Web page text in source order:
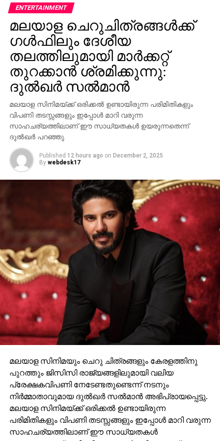
(ം4), വാഡ് (ം8) ഒകീഫ് (0) ലയണ്‍ (0)
എന്നിങ്ങനെയായിരുന്നു മറ്റ് താരങ്ങളുടെ പ്രകടനം. 12
ഓവറില്‍ 32 റണ്‍സ് വഴങ്ങിയാണ് ഉമേശ് യാദവ് നാല്
വിക്കറ്റ് വീഴ്ത്തിയത്. 59 റണ്‍സും 74 റണ്‍സും യഥാക്രമം
വഴങ്ങിയാണ് അശ്വിനും ജഡേജയും രണ്ട് വിക്കറ്റ് വീതം
വീഴ്ത്തിയത്. മൂന്ന് സ്പിന്നര്‍മാരെ ഉള്‍പ്പെടുത്തിയാണ്
ഇന്ത്യ ഓസ്‌ട്രേലിയയെ നേരിടാന്‍ ഇറങ്ങിയത്.
അശ്വിനും ജഡേജയെയും കൂടാതെ ജയന്ത് യാദവും
ഇന്ത്യന്‍ നിരയില്‍ ഇടംപിടിച്ചു. ഉമേശ് യാദവ്, ഇശാന്ത്
ശര്‍മ്മ എന്നിവരാണ് പേസ് ബൗളര്‍മാര്‍. ബാറ്റിംഗ്
നിരയില്‍ ഇന്ത്യ കാര്യമായ മാറ്റങ്ങളൊന്നും
വരുത്തിയിട്ടില്ല. ഇംഗ്ലണ്ടിനെതിരെ അവസാന
ടെസ്റ്റില്‍ ട്രിപ്പിള്‍ സെഞ്ച്വറി നേടിയ കരുണ്‍ നായര്‍ക്ക്
ഇത്തവണയും ടീമില്‍ ഇടംപിടിക്കാനായില്ല.
CRICKET AUSTRALIA INDIA VS AUSTRALIA
റയലിന് വലന്‍സിയ ഷോക്ക്
DON'T MISS
സദാചാര ഗുണ്ടായിസത്തിന്റെ ഇര തൂങ്ങി മരിച്ച
നിലയില്‍
ENTERTAINMENT
മലയാള ചെറുചിത്രങ്ങള്‍ക്ക്
ഗള്‍ഫിലും ദേശീയ
തലത്തിലുമായി മാര്‍ക്കറ്റ്
തുറക്കാന്‍ ശ്രമിക്കുന്നു:
ദുല്‍ഖര്‍ സല്‍മാന്‍
മലയാള സിനിമയ്ക്ക് ഒരിക്കല്‍ ഉണ്ടായിരുന്ന പരിമിതികളും
വിപണി തടസ്സങ്ങളും ഇപ്പോള്‍ മാറി വരുന്ന
സാഹചര്യത്തിലാണ് ഈ സാധ്യതകള്‍ ഉയരുന്നതെന്ന്
ദുല്‍ഖര്‍ പറഞ്ഞു.
Published 12 hours ago on December 2, 2025
By webdesk17
മലയാള സിനിമയും ചെറു ചിത്രങ്ങളും കേരളത്തിനു
പുറത്തും ജിസിസി രാജ്യങ്ങളിലുമായി വലിയ
പ്രേക്ഷകവിപണി നേടേണ്ടതുണ്ടെന്ന് നടനും
നിര്‍മ്മാതാവുമായ ദുല്‍ഖര്‍ സല്‍മാന്‍ അഭിപ്രായപ്പെട്ടു.
മലയാള സിനിമയ്ക്ക് ഒരിക്കല്‍ ഉണ്ടായിരുന്ന
പരിമിതികളും വിപണി തടസ്സങ്ങളും ഇപ്പോള്‍ മാറി വരുന്ന
സാഹചര്യത്തിലാണ് ഈ സാധ്യതകള്‍